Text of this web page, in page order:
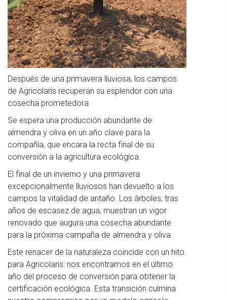
Después de una primavera lluviosa, los campos
de Agricolaris recuperan su esplendor con una
cosecha prometedora
Se espera una producción abundante de
almendra y oliva en un año clave para la
compañía, que encara la recta final de su
conversión a la agricultura ecológica.
El final de un invierno y una primavera
excepcionalmente lluviosos han devuelto a los
campos la vitalidad de antaño. Los árboles, tras
años de escasez de agua, muestran un vigor
renovado que augura una cosecha abundante
para la próxima campaña de almendra y oliva.
Este renacer de la naturaleza coincide con un hito
para Agricolaris: nos encontramos en el último
año del proceso de conversión para obtener la
certificación ecológica. Esta transición culmina